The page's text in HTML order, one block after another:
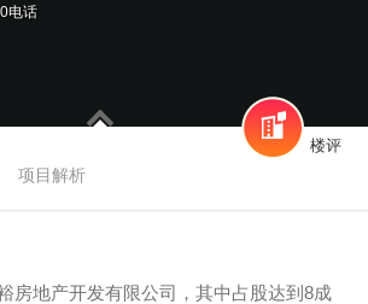
电话
楼评
项目解析
房地产开发有限公司，其中占股达到8成